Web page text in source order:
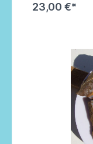
23,00 €*